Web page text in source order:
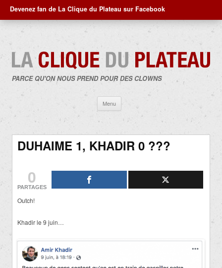
Devenez fan de La Clique du Plateau sur Facebook
PARCE QU'ON NOUS PREND POUR DES CLOWNS
Menu
contenu
DUHAIME 1, KHADIR 0 ???
0
PARTAGES
Outch!
Khadir le 9 juin…